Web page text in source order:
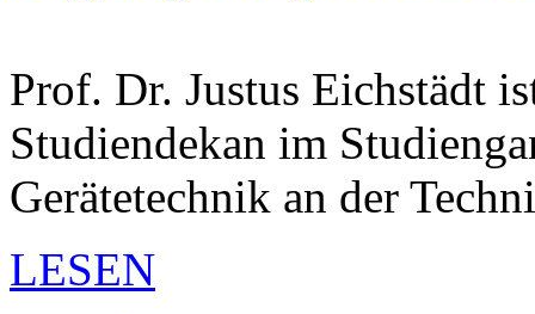
Prof. Dr. Justus Eichstädt
Studiendekan im
Gerätetechnik an der
LESEN